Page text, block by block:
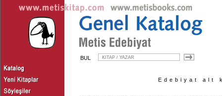
BUL
Edebiyat alt